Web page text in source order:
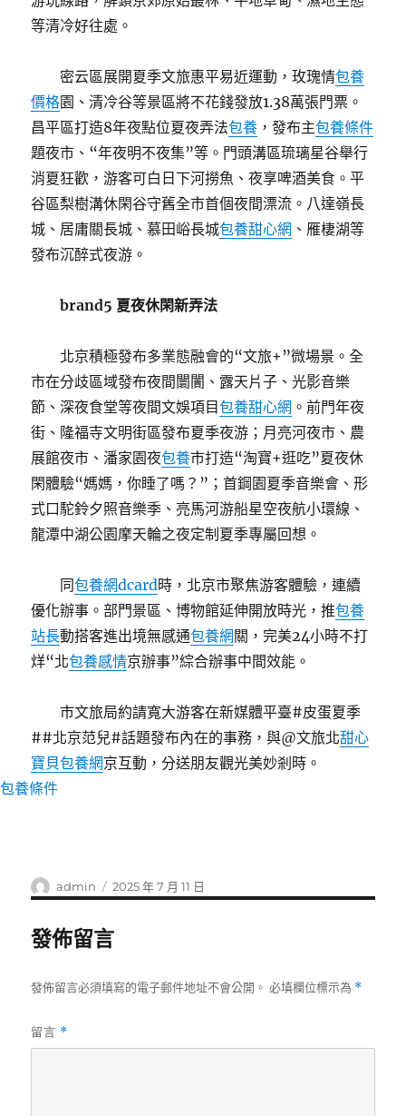
等清冷好往處。
密云區展開夏季文旅惠平易近運動，玫瑰情包養
價格園、清冷谷等景區將不花錢發放1.38萬張門票。
昌平區打造8年夜點位夏夜弄法包養 ，發布主包養條件
題夜市、“年夜明不夜集”等。門頭溝區琉璃星谷舉行
消夏狂歡，游客可白日下河撈魚、夜享啤酒美食。平
谷區梨樹溝休閑谷守舊全市首個夜間漂流。八達嶺長
城、居庸關長城、慕田峪長城包養甜心網 、雁棲湖等
發布沉醉式夜游。
brand5 夏夜休閑新弄法
北京積極發布多業態融會的“文旅+”微場景。全
市在分歧區域發布夜間闤闠、露天片子、光影音樂
節、深夜食堂等夜間文娛項目包養甜心網 。前門年夜
街、隆福寺文明街區發布夏季夜游；月亮河夜市、農
展館夜市、潘家園夜包養市打造“淘寶+逛吃”夏夜休
閑體驗“媽媽，你睡了嗎？”；首鋼園夏季音樂會、形
式口駝鈴夕照音樂季、亮馬河游船星空夜航小環線、
龍潭中湖公園摩天輪之夜定制夏季專屬回想。
同包養網dcard時，北京市聚焦游客體驗，連續
優化辦事。部門景區、博物館延伸開放時光，推包養
站長動搭客進出境無感通包養網 關，完美24小時不打
烊“北包養感情京辦事”綜合辦事中間效能。
市文旅局約請寬大游客在新媒體平臺#皮蛋夏季
##北京范兒#話題發布內在的事務，與@文旅北甜心
寶貝包養網京互動，分送朋友觀光美妙剎時。
包養條件
作
者
admin
發
佈
2025 年 7 月 11 日
發佈留言
發佈留言必須填寫的電子郵件地址不會公開。 必填欄位標示為 *
留言 *